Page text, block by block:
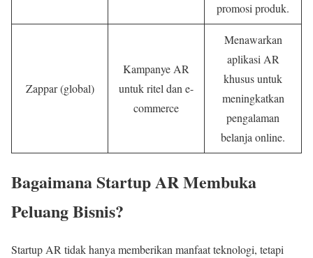
promosi produk.
Zappar (global)
Kampanye AR
untuk ritel dan e-
commerce
Menawarkan
aplikasi AR
khusus untuk
meningkatkan
pengalaman
belanja online.
Bagaimana Startup AR Membuka
Peluang Bisnis?
Startup AR tidak hanya memberikan manfaat teknologi, tetapi